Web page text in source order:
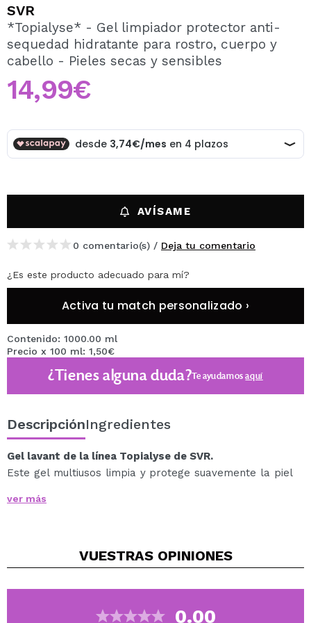
Al crear una cuenta en Maquillalia.com podrás realizar
tus compras rápidamente, revisar el estado de tus
pedidos y consultar tus operaciones anteriores.
SVR
*Topialyse* - Gel limpiador protector anti-
sequedad hidratante para rostro, cuerpo y
cabello - Pieles secas y sensibles
14,99€
AVÍSAME
0 comentario(s) / Deja tu comentario
¿Es este producto adecuado para mí?
Activa tu match personalizado ›
Contenido: 1000.00 ml
Precio x 100 ml: 1,50€
¿Tienes alguna duda?Te ayudamosaquí
DescripciónIngredientes
Gel lavant de la línea Topialyse de SVR.
Este gel multiusos limpia y protege suavemente la piel
pies.
24H reduce el picor y calma la piel para un confort
Gracias a su complejo limpiador ultrasuave sin
ver más
VUESTRAS OPINIONES
0.00